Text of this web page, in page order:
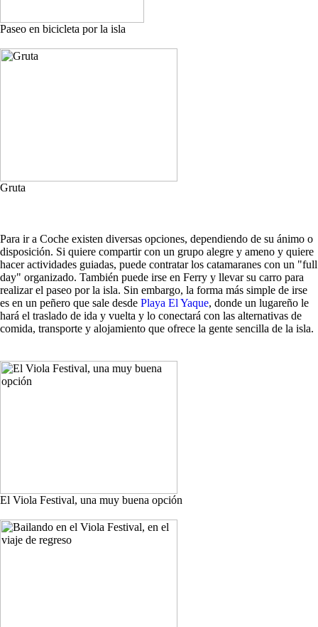
Paseo en bicicleta por la isla
Gruta
Para ir a Coche existen diversas opciones, dependiendo de su ánimo o
disposición. Si quiere compartir con un grupo alegre y ameno y quiere
hacer actividades guiadas, puede contratar los catamaranes con un "full
day" organizado. También puede irse en Ferry y llevar su carro para
realizar el paseo por la isla. Sin embargo, la forma más simple de irse
es en un peñero que sale desde Playa El Yaque, donde un lugareño le
hará el traslado de ida y vuelta y lo conectará con las alternativas de
comida, transporte y alojamiento que ofrece la gente sencilla de la isla.
El Viola Festival, una muy buena opción